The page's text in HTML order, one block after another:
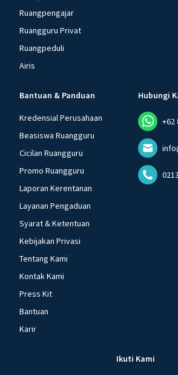
Ruangpengajar
Ruangguru Privat
Ruangpeduli
Airis
Bantuan & Panduan
Kredensial Perusahaan
Beasiswa Ruangguru
Cicilan Ruangguru
Promo Ruangguru
Laporan Kerentanan
Layanan Pengaduan
Syarat & Ketentuan
Kebijakan Privasi
Tentang Kami
Kontak Kami
Press Kit
Bantuan
Karir
Hubungi
+62
Ikuti Kami